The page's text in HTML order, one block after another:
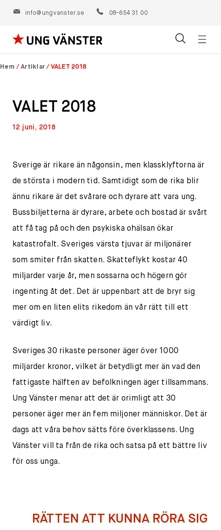
info@ungvanster.se 08-654 31 00
Hoppa
till
Hem / Artiklar /VALET 2018
VALET 2018
12 juni, 2018
Sverige är rikare än någonsin, men klassklyftorna är
de största i modern tid. Samtidigt som de rika blir
ännu rikare är det svårare och dyrare att vara ung.
Bussbiljetterna är dyrare, arbete och bostad är svårt
att få tag på och den psykiska ohälsan ökar
katastrofalt. Sveriges värsta tjuvar är miljonärer
som smiter från skatten. Skatteflykt kostar 40
miljarder varje år, men sossarna och högern gör
ingenting åt det. Det är uppenbart att de bryr sig
mer om en liten elits rikedom än vår rätt till ett
värdigt liv.
Sveriges 30 rikaste personer äger över 1000
miljarder kronor, vilket är betydligt mer än vad den
fattigaste hälften av befolkningen äger tillsammans.
Ung Vänster menar att det är orimligt att 30
personer äger mer än fem miljoner människor. Det är
dags att våra behov sätts före överklassens. Ung
Vänster vill ta från de rika och satsa på ett bättre liv
för oss unga.
RÄTTEN ATT KUNNA RÖRA SIG